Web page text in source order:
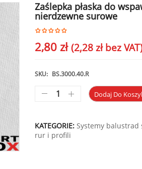
Zaślepka płaska do
nierdzewne surowe
2,80 zł (2,28 złbez
SKU: BS.3000.40.R
Dodaj Do
KATEGORIE: Systemy balustrad
rur i profili